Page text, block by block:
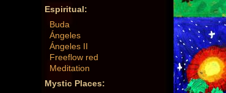
Espiritual:
Buda
Ángeles
Ángeles II
Freeflow red
Meditation
Mystic Places: